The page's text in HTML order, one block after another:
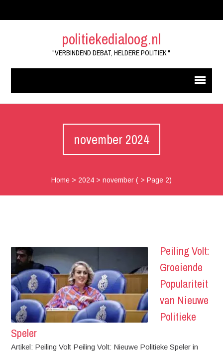
politiekedialoog.nl
"VERBINDEND DEBAT, HELDERE POLITIEK."
november 2024
Home> 2024> november( > Page 2)
Peiling Volt:
Groeiende
Populariteit
van Nieuwe
Politieke
Speler
Artikel: Peiling Volt Peiling Volt: Nieuwe Politieke Speler in